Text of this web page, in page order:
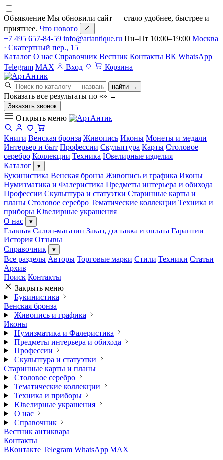
Объявление Мы обновили сайт — стало удобнее, быстрее и
приятнее. Что нового
+7 495 657-84-59 info@artantique.ru Пн–Пт 10:00–19:00 Москва
· Скатертный пер., 15
Каталог О нас Справочник Вестник Контакты ВК WhatsApp
Telegram MAX Вход Корзина
найти →
Показать все результаты по «» →
Заказать звонок
Открыть меню
Книги Венская бронза Живопись Иконы Монеты и медали
Интерьер и быт Профессии Скульптура Карты Столовое
серебро Коллекции Техника Ювелирные изделия
Каталог
▾
Букинистика Венская бронза Живопись и графика Иконы
Нумизматика и Фалеристика Предметы интерьера и обихода
Профессии Скульптура и статуэтки Старинные карты и
планы Столовое серебро Тематические коллекции Техника и
приборы Ювелирные украшения
О нас
▾
Главная Салон-магазин Заказ, доставка и оплата Гарантии
История Отзывы
Справочник
▾
Все разделы Авторы Торговые марки Стили Техники Статьи
Архив
Поиск Контакты
Закрыть меню
Букинистика
Венская бронза
Живопись и графика
Иконы
Нумизматика и Фалеристика
Предметы интерьера и обихода
Профессии
Скульптура и статуэтки
Старинные карты и планы
Столовое серебро
Тематические коллекции
Техника и приборы
Ювелирные украшения
О нас
Справочник
Вестник антиквара
Контакты
ВКонтакте Telegram WhatsApp MAX